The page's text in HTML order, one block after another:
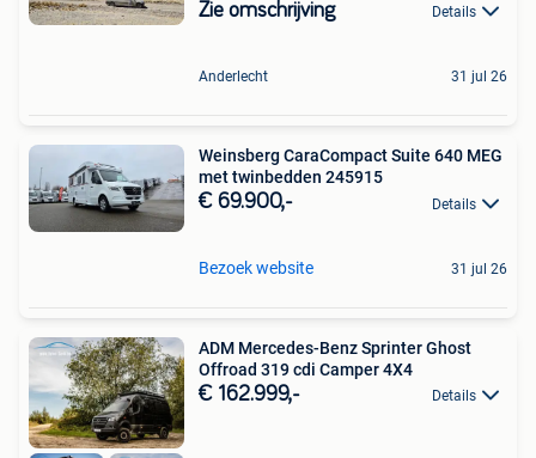
Zie omschrijving Details
Anderlecht 31 jul 26
Weinsberg CaraCompact Suite 640 MEG
met twinbedden 245915
€ 69.900,- Details
Bezoek website 31 jul 26
ADM Mercedes-Benz Sprinter Ghost
Offroad 319 cdi Camper 4X4
€ 162.999,- Details